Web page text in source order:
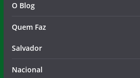
O Blog
Quem Faz
Salvador
Nacional